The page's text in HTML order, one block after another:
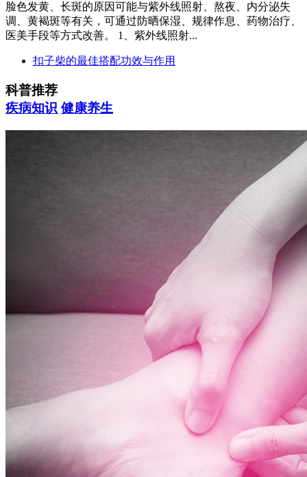
脸色发黄、长斑的原因可能与紫外线照射、熬夜、内分泌失
调、黄褐斑等有关，可通过防晒保湿、规律作息、药物治疗、
医美手段等方式改善。 1、紫外线照射...
扣子柴的最佳搭配功效与作用
科普推荐
疾病知识 健康养生